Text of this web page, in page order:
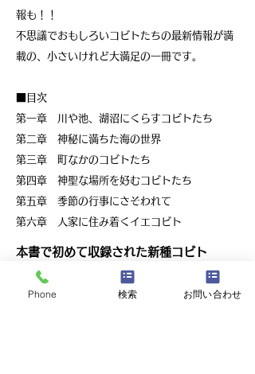
報も！！
不思議でおもしろいコビトたちの最新情報が満
載の、小さいけれど大満足の一冊です。
■目次
第一章 川や池、湖沼にくらすコビトたち
第二章 神秘に満ちた海の世界
第三章 町なかのコビトたち
第四章 神聖な場所を好むコビトたち
第五章 季節の行事にさそわれて
第六章 人家に住み着くイエコビト
本書で初めて収録された新種コビト
スイゲンリュウ・ネンブツザンマイ・シャケビ
タリ・スイスッポンポン・カエルノトノサマ・
Phone 検索 お問い合わせ